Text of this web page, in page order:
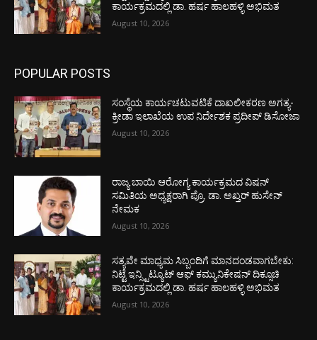
ಕಾರ್ಯಕ್ರಮದಲ್ಲಿ ಡಾ. ಹರ್ಷ ಹಾಲಹಳ್ಳಿ ಅಭಿಮತ
August 10, 2026
POPULAR POSTS
ಸಂಸ್ಥೆಯ ಕಾರ್ಯಚಟುವಟಿಕೆ ದಾಖಲೀಕರಣ ಅಗತ್ಯ-
ಕ್ರೀಡಾ ಇಲಾಖೆಯ ಉಪ ನಿರ್ದೇಶಕ ಪ್ರದೀಪ್ ಡಿಸೋಜಾ
August 10, 2026
ರಾಜ್ಯ ಬಾಯಿ ಆರೋಗ್ಯ ಕಾರ್ಯಕ್ರಮದ ವಿಷನ್
ಸಮಿತಿಯ ಅಧ್ಯಕ್ಷರಾಗಿ ಪ್ರೊ. ಡಾ. ಅಖ್ತರ್ ಹುಸೇನ್
ನೇಮಕ
August 10, 2026
ಸತ್ಯವೇ ಮಾಧ್ಯಮ ಸಿಬ್ಬಂದಿಗೆ ಮಾನದಂಡವಾಗಬೇಕು:
ನಿಟ್ಟೆ ಇನ್ಸ್ಟಿಟ್ಯೂಟ್ ಆಫ್ ಕಮ್ಯುನಿಕೇಷನ್ ದಿಕ್ಸೂಚಿ
ಕಾರ್ಯಕ್ರಮದಲ್ಲಿ ಡಾ. ಹರ್ಷ ಹಾಲಹಳ್ಳಿ ಅಭಿಮತ
August 10, 2026